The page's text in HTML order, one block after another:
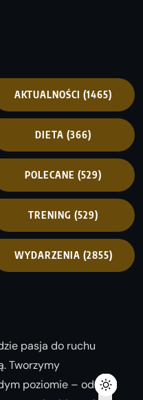
AKTUALNOŚCI (1465)
DIETA (366)
POLECANE (529)
TRENING (529)
WYDARZENIA (2855)
pasja do ruchu
Tworzymy
poziomie – od